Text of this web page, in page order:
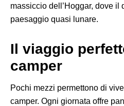
massiccio dell’Hoggar, dove il
paesaggio quasi lunare.
Il viaggio
camper
Pochi mezzi permettono di
camper. Ogni giornata offre